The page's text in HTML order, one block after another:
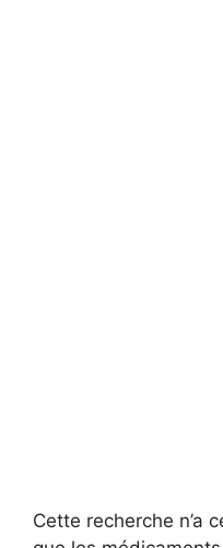
Cette recherche n’a